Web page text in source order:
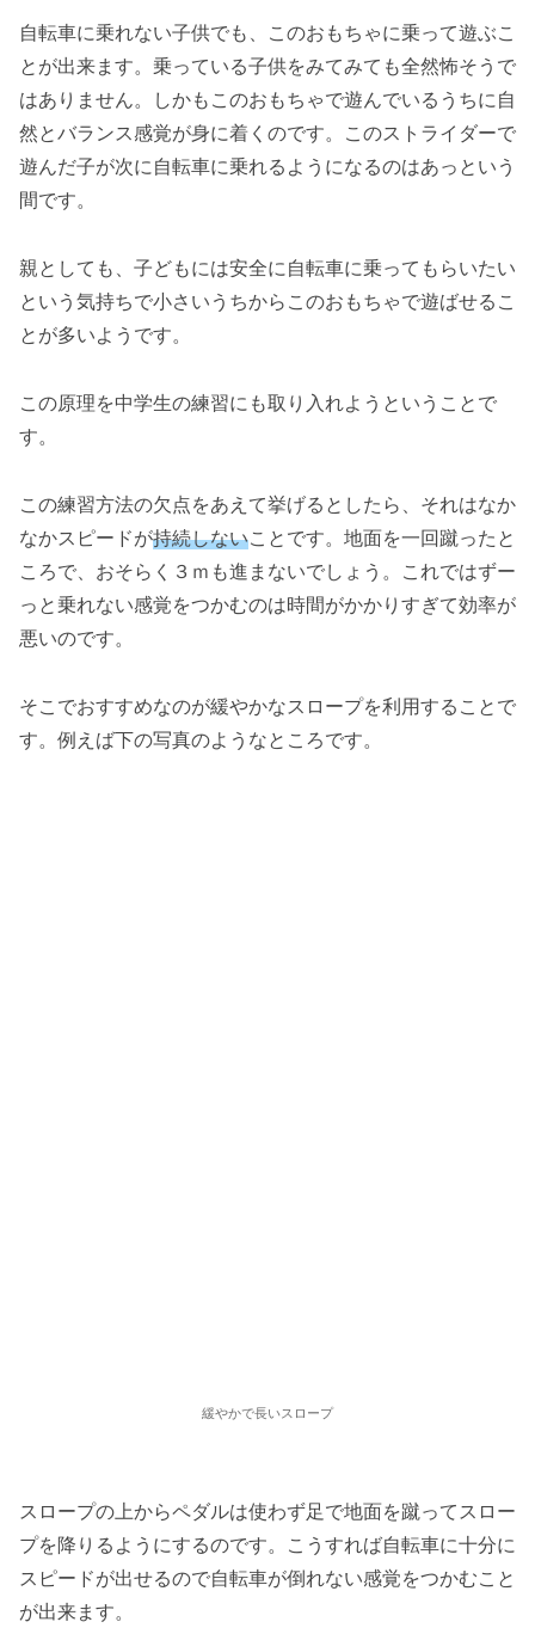
自転車に乗れない子供でも、このおもちゃに乗って遊ぶこ
とが出来ます。乗っている子供をみてみても全然怖そうで
はありません。しかもこのおもちゃで遊んでいるうちに自
然とバランス感覚が身に着くのです。このストライダーで
遊んだ子が次に自転車に乗れるようになるのはあっという
間です。
親としても、子どもには安全に自転車に乗ってもらいたい
という気持ちで小さいうちからこのおもちゃで遊ばせるこ
とが多いようです。
この原理を中学生の練習にも取り入れようということで
す。
この練習方法の欠点をあえて挙げるとしたら、それはなか
なかスピードが持続しないことです。地面を一回蹴ったと
ころで、おそらく３ｍも進まないでしょう。これではずー
っと乗れない感覚をつかむのは時間がかかりすぎて効率が
悪いのです。
そこでおすすめなのが緩やかなスロープを利用することで
す。例えば下の写真のようなところです。
緩やかで長いスロープ
スロープの上からペダルは使わず足で地面を蹴ってスロー
プを降りるようにするのです。こうすれば自転車に十分に
スピードが出せるので自転車が倒れない感覚をつかむこと
が出来ます。